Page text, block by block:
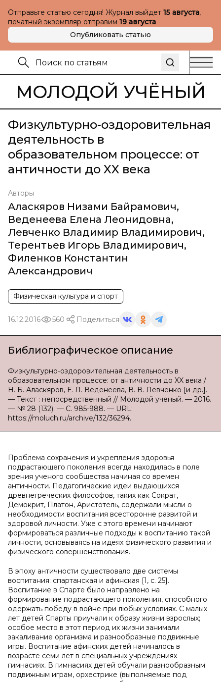
Отправьте статью сегодня! Журнал выйдет 15 августа,
печатный экземпляр отправим 19 августа
Опубликовать статью
МОЛОДОЙ УЧЁНЫЙ
Физкультурно-оздоровительная
деятельность в
образовательном процессе: от
античности до XX века
Авторы
Аласкяров Низами Байрамович,
Веденеева Елена Леонидовна,
Левченко Владимир Владимирович,
Терентьев Игорь Владимирович,
Филенков Константин
Александрович
Физическая культура и спорт
16.12.2016 560 Поделиться
Библиографическое описание
Физкультурно-оздоровительная деятельность в
образовательном процессе: от античности до XX века /
Н. Б. Аласкяров, Е. Л. Веденеева, В. В. Левченко [и др.].
— Текст : непосредственный // Молодой ученый. — 2016.
— № 28 (132). — С. 985-988. — URL:
https://moluch.ru/archive/132/36294.
Проблема сохранения и укрепления здоровья
подрастающего поколения всегда находилась в поле
зрения ученого сообщества начиная со времен
античности. Педагогические идеи выдающихся
древнегреческих философов, таких как Сократ,
Демокрит, Платон, Аристотель, содержали мысли о
необходимости воспитания всесторонне развитой и
здоровой личности. Уже с этого времени начинают
формироваться различные подходы к воспитанию такой
личности, основываясь на идеях физического развития и
физического совершенствования.
В эпоху античности существовало две системы
воспитания: спартанская и афинская [1, с. 25].
Воспитание в Спарте было направлено на
формирование подрастающего поколения, способного
одержать победу в войне при любых условиях. С малых
лет детей Спарты приучали к образу жизни взрослых;
особое место в этот период их жизни занимали
закаливание организма и разнообразные подвижные
игры. Воспитание афинских детей начиналось в
возрасте семи лет в специальных учреждениях —
гимнасиях. В гимнасиях детей обучали разнообразным
подвижным играм, орхестрике (выполняемые под